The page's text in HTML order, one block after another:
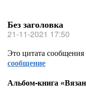
Без заголовка
21-11-2021 17:50
Это цитата сообщения
сообщение
Альбом-книга